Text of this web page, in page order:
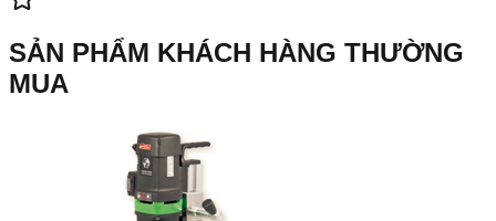
SẢN PHẨM KHÁCH HÀNG THƯỜNG
MUA